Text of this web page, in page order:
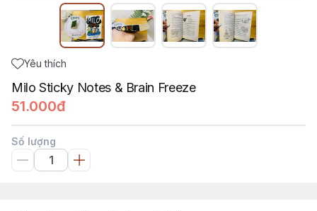
Yêu thích
Milo Sticky Notes & Brain Freeze
51.000đ
Số lượng